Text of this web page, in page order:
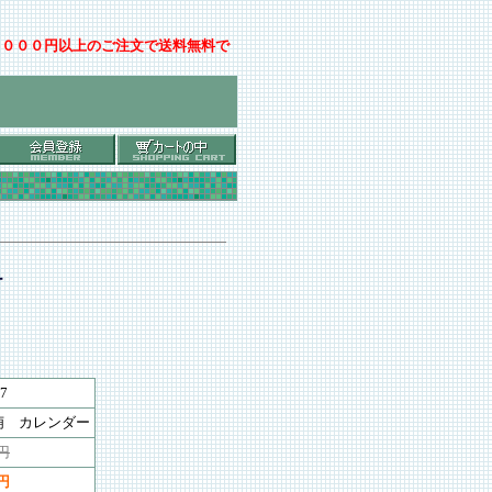
００円以上のご注文で送料無料で
カレンダー